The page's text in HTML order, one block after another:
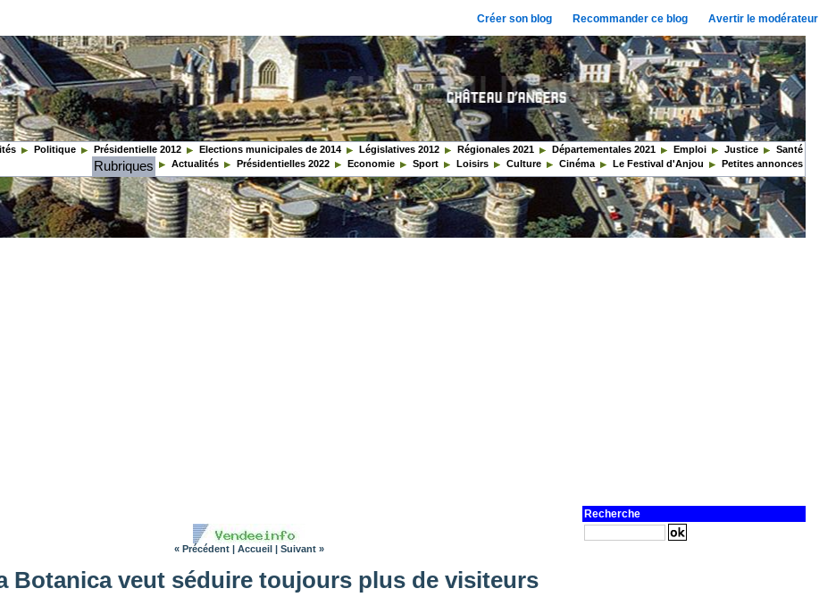
Créer son blog Recommander ce blog Avertir le modérateur
Santé
Justice
Emploi
Départementales 2021
Régionales 2021
Législatives 2012
Elections municipales de 2014
Présidentielle 2012
Politique
Petites annonces
Le Festival d'Anjou
Cinéma
Culture
Loisirs
Sport
Economie
Présidentielles 2022
Actualités
Rubriques
« Précédent | Accueil | Suivant »
Botanica veut séduire toujours plus de visiteurs
Recherche